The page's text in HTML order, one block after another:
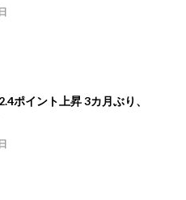
ポイント上昇 3カ月ぶり、